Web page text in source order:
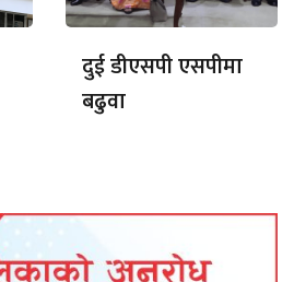
दुई डीएसपी एसपीमा
बढुवा